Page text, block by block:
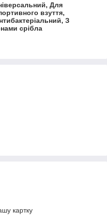
Для
взуття,
З
срібла
картку